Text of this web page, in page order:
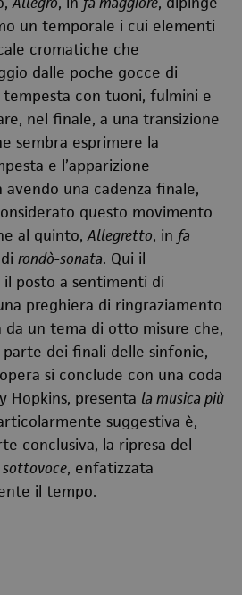
un temporale i cui elementi
cromatiche che
dalle poche gocce di
con tuoni, fulmini e
nel finale, a una transizione
sembra esprimere la
e l’apparizione
avendo una cadenza finale,
questo movimento
al quinto,Allegretto, in fa
rondò-sonata. Qui il
posto a sentimenti di
preghiera di ringraziamento
da un tema di otto misure che,
dei finali delle sinfonie,
si conclude con una coda
Hopkins, presenta la musica più
suggestiva è,
conclusiva, la ripresa del
sottovoce, enfatizzata
il tempo.